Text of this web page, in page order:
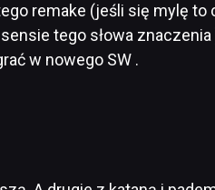
remake (jeśli się mylę
tego słowa
w nowego SW .